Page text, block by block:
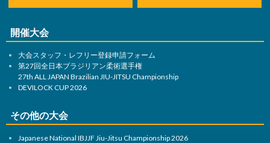
開催大会
大会スタッフ・レフリー登録申請フォーム
第27回全日本ブラジリアン柔術選手権
27th ALL JAPAN Brazilian JIU-JITSU Championship
DEVILOCK CUP 2026
その他の大会
Japanese National IBJJF Jiu-Jitsu Championship 2026